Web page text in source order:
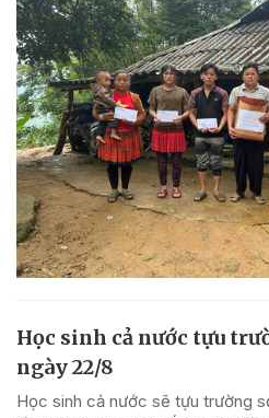
Học sinh cả nước tựu
ngày 22/8
Học sinh cả nước sẽ tựu trường